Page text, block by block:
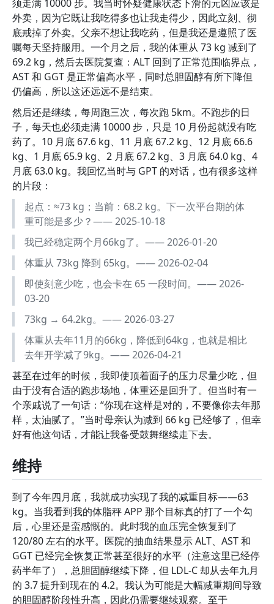
须走满 10000 步。我当时怀疑健康状态下滑的元凶应该是
外卖，因为它既让我吃得多也让我走得少，因此立刻、彻
底戒掉了外卖。父亲不想让我吃药，但是我还是遵照了医
嘱每天坚持服用。一个月之后，我的体重从 73 kg 减到了
69.2 kg，然后去医院复查：ALT 回到了正常范围临界点，
AST 和 GGT 是正常偏高水平，同时总胆固醇有所下降但
仍偏高，所以这还远远不是结束。
然后还是继续，每周跑三次，每次跑 5km。不跑步的日
子，每天也必须走满 10000 步，只是 10 月份起就没有吃
药了。10 月底 67.6 kg、11 月底 67.2 kg、12 月底 66.6
kg、1 月底 65.9 kg、2 月底 67.2 kg、3 月底 64.0 kg、4
月底 63.0 kg。我回忆当时与 GPT 的对话，也有很多这样
的片段：
起点：≈73 kg；当前：68.2 kg。下一次平台期的体
重可能是多少？—— 2025-10-18
我已经稳定两个月66kg了。—— 2026-01-20
体重从 73kg 降到 65kg。—— 2026-02-04
即使刻意少吃，也会卡在 65 一段时间。—— 2026-
03-20
73kg → 64.2kg。—— 2026-03-27
体重从去年11月的66kg，降低到64kg，也就是相比
去年开学减了9kg。—— 2026-04-21
甚至在过年的时候，我即使顶着面子的压力尽量少吃，但
由于没有合适的跑步场地，体重还是回升了。但当时有一
个亲戚说了一句话：“你现在这样是对的，不要像你去年那
样，太油腻了。”当时母亲认为减到 66 kg 已经够了，但幸
好有他这句话，才能让我备受鼓舞继续走下去。
维持
到了今年四月底，我就成功实现了我的减重目标——63
kg。当我看到我的体脂秤 APP 那个目标真的打了一个勾
后，心里还是蛮感慨的。此时我的血压完全恢复到了
120/80 左右的水平。医院的抽血结果显示 ALT、AST 和
GGT 已经完全恢复正常甚至很好的水平（注意这里已经停
药半年了），总胆固醇继续下降，但 LDL-C 却从去年九月
的 3.7 提升到现在的 4.2。我认为可能是大幅减重期间导致
的胆固醇阶段性升高，因此仍需要继续观察。至于